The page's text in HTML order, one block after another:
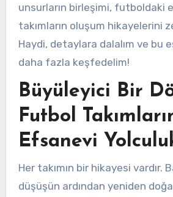
unsurların birleşimi, futboldaki
takımların oluşum hikayelerini
Haydi, detaylara dalalım ve bu
daha fazla keşfedelim!
Büyüleyici Bir
Futbol
Efsanevi
Her takımın bir hikayesi vardır.
düşüşün ardından yeniden